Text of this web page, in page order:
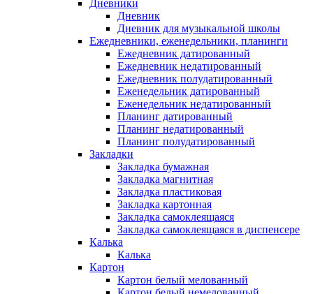
Дневники
Дневник
Дневник для музыкальной школы
Ежедневники, еженедельники, планинги
Ежедневник датированный
Ежедневник недатированный
Ежедневник полудатированный
Еженедельник датированный
Еженедельник недатированный
Планинг датированный
Планинг недатированный
Планинг полудатированный
Закладки
Закладка бумажная
Закладка магнитная
Закладка пластиковая
Закладка картонная
Закладка самоклеящаяся
Закладка самоклеящаяся в диспенсере
Калька
Калька
Картон
Картон белый мелованный